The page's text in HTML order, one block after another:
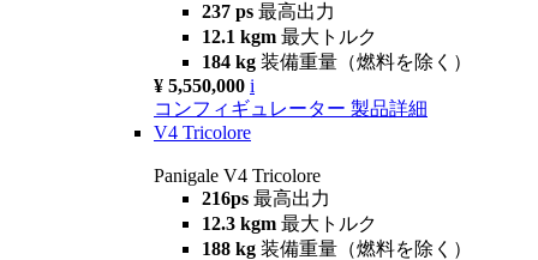
237 ps 最高出力
12.1 kgm 最大トルク
184 kg 装備重量（燃料を除く）
¥ 5,550,000 i
コンフィギュレーター 製品詳細
V4 Tricolore
Panigale V4 Tricolore
216ps 最高出力
12.3 kgm 最大トルク
188 kg 装備重量（燃料を除く）